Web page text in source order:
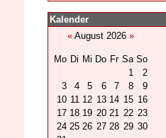
Kalender
« August 2026 »
Mo Di Mi Do Fr Sa So
1
2
3
4 5 6 7 8
9
10 11 12 13 14 15 16
17 18 19 20 21 22 23
24 25 26 27 28 29 30